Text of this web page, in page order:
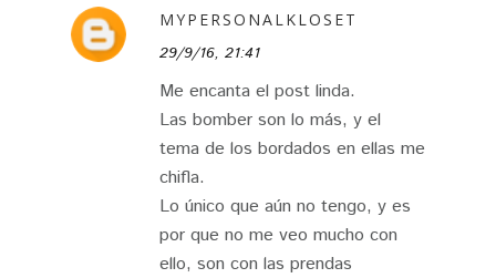
MYPERSONALKLOSET
29/9/16, 21:41
Me encanta el post linda.
Las bomber son lo más, y el
tema de los bordados en ellas me
chifla.
Lo único que aún no tengo, y es
por que no me veo mucho con
ello, son con las prendas